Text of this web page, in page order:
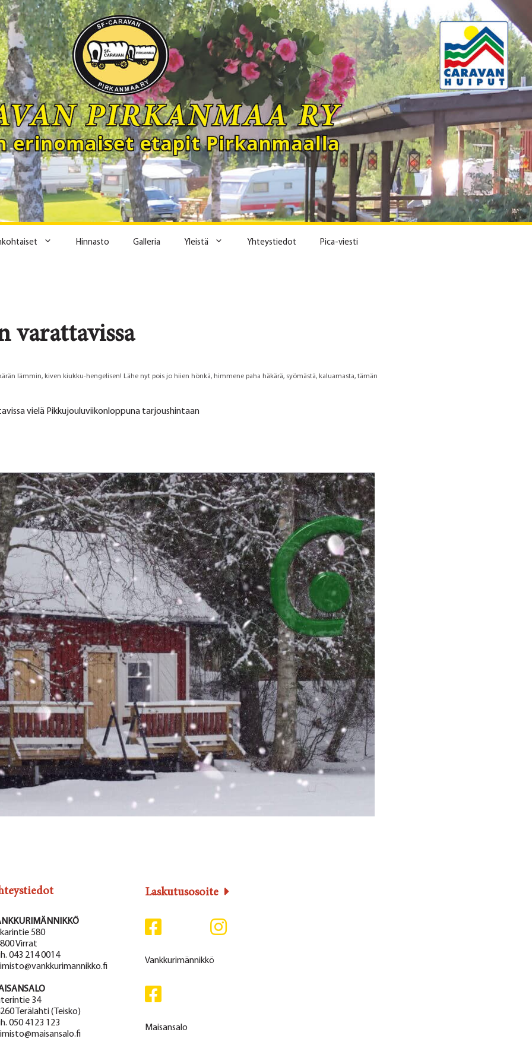
Hinnasto Galleria Yleistä Yhteystiedot Pica-viesti
varattavissa
lämmin, kiven kiukku-hengelisen! Lähe nyt pois jo hiien hönkä, himmene paha häkärä, syömästä, kaluamasta, tämän
vielä Pikkujouluviikonloppuna tarjoushintaan
580
Virrat
043 214 0014
34
Terälahti (Teisko)
050 4123 123
Laskutusosoite
Vankkurimännikkö
Maisansalo